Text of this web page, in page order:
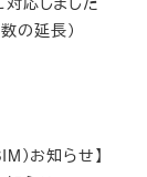
の延長）
）お知らせ】